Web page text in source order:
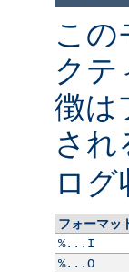
この
クテ
徴は
され
ログ
フォーマッ
%...I
%...O